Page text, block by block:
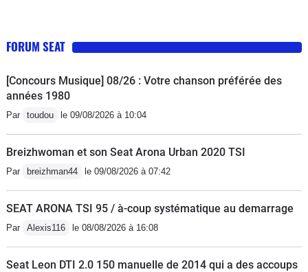
FORUM SEAT
[Concours Musique] 08/26 : Votre chanson préférée des
années 1980
Par toudou le 09/08/2026 à 10:04
Breizhwoman et son Seat Arona Urban 2020 TSI
Par breizhman44 le 09/08/2026 à 07:42
SEAT ARONA TSI 95 / à-coup systématique au demarrage
Par Alexis116 le 08/08/2026 à 16:08
Seat Leon DTI 2.0 150 manuelle de 2014 qui a des accoups